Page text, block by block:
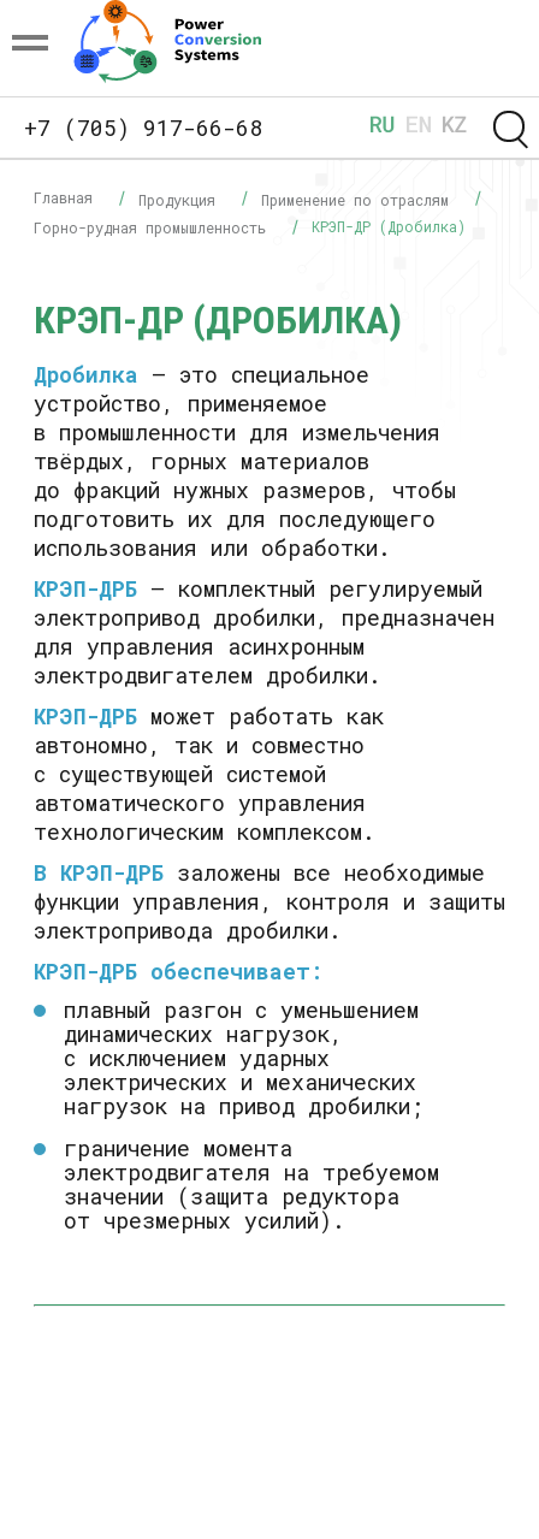
+7 (705) 917-66-68
Главная Продукция
Применение по отраслям
Горно-рудная промышленность
КРЭП-ДР (Дробилка)
КРЭП-ДР (ДРОБИЛКА)
Дробилка — это специальное
устройство, применяемое
в промышленности для измельчения
твёрдых, горных материалов
до фракций нужных размеров, чтобы
подготовить их для последующего
использования или обработки.
КРЭП-ДРБ — комплектный регулируемый
электропривод дробилки, предназначен
для управления асинхронным
электродвигателем дробилки.
КРЭП-ДРБ может работать как
автономно, так и совместно
с существующей системой
автоматического управления
технологическим комплексом.
В КРЭП-ДРБ заложены все необходимые
функции управления, контроля и защиты
электропривода дробилки.
КРЭП-ДРБ обеспечивает:
плавный разгон с уменьшением
динамических нагрузок,
с исключением ударных
электрических и механических
нагрузок на привод дробилки;
граничение момента
электродвигателя на требуемом
значении (защита редуктора
от чрезмерных усилий).